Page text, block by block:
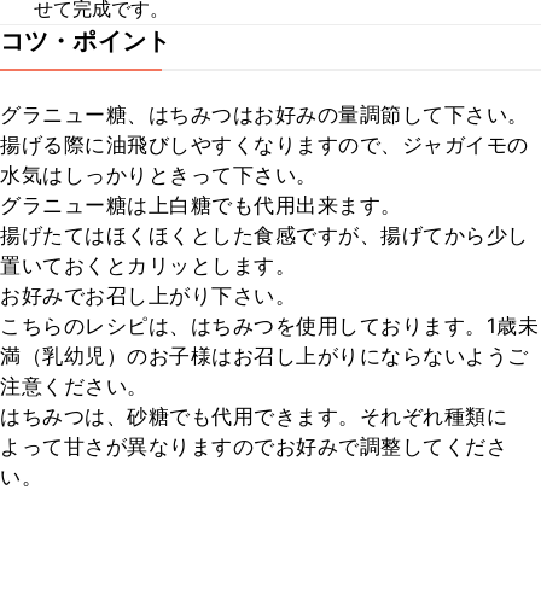
せて完成です。
コツ・ポイント
グラニュー糖、はちみつはお好みの量調節して下さい。
揚げる際に油飛びしやすくなりますので、ジャガイモの
水気はしっかりときって下さい。
グラニュー糖は上白糖でも代用出来ます。
揚げたてはほくほくとした食感ですが、揚げてから少し
置いておくとカリッとします。
お好みでお召し上がり下さい。
こちらのレシピは、はちみつを使用しております。1歳未
満（乳幼児）のお子様はお召し上がりにならないようご
注意ください。
はちみつは、砂糖でも代用できます。それぞれ種類に
よって甘さが異なりますのでお好みで調整してくださ
い。